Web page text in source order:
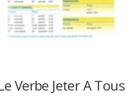
Verbe Jeter A Tous